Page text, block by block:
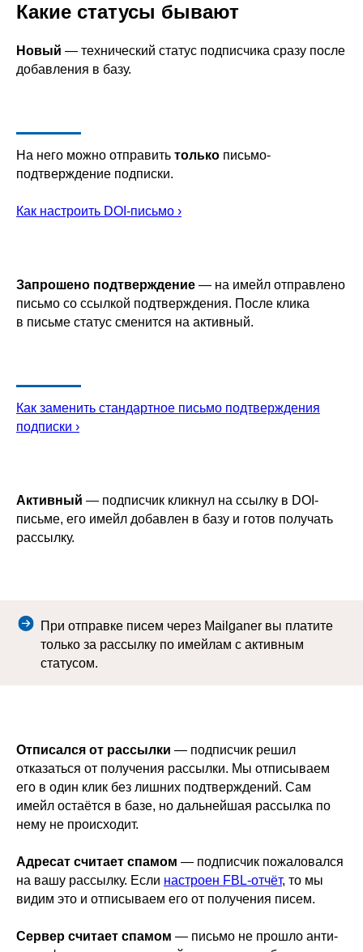
Какие статусы бывают
Новый — технический статус подписчика сразу после
добавления в базу.
На него можно отправить только письмо-
подтверждение подписки.
Как настроить DOI-письмо ›
Запрошено подтверждение — на имейл отправлено
письмо со ссылкой подтверждения. После клика
в письме статус сменится на активный.
Как заменить стандартное письмо подтверждения
подписки ›
Активный — подписчик кликнул на ссылку в DOI-
письме, его имейл добавлен в базу и готов получать
рассылку.
При отправке писем через Mailganer вы платите
только за рассылку по имейлам с активным
статусом.
Отписался от рассылки — подписчик решил
отказаться от получения рассылки. Мы отписываем
его в один клик без лишних подтверждений. Сам
имейл остаётся в базе, но дальнейшая рассылка по
нему не происходит.
Адресат считает спамом — подписчик пожаловался
на вашу рассылку. Если настроен FBL-отчёт, то мы
видим это и отписываем его от получения писем.
Сервер считает спамом — письмо не прошло анти-